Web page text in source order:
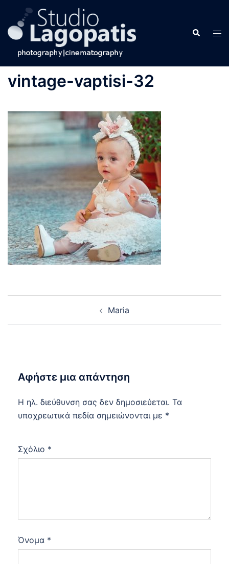
content
Search
vintage-vaptisi-32
Maria
Αφήστε μια απάντηση
Η ηλ. διεύθυνση σας δεν δημοσιεύεται. Τα
υποχρεωτικά πεδία σημειώνονται με *
Σχόλιο *
Όνομα *